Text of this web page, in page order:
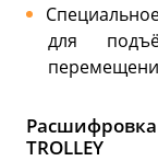
для
TROLLEY